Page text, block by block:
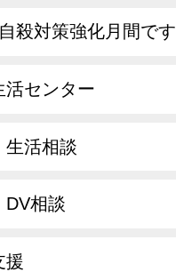
殺対策強化月間です
活センター
生活相談
DV相談
援